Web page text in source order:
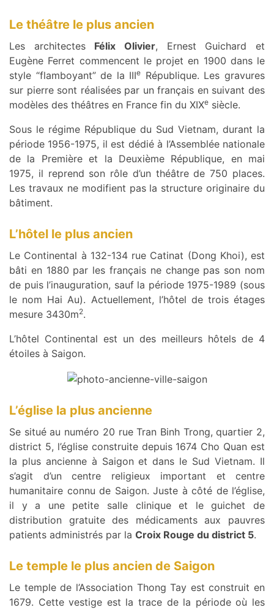
Le théâtre le plus ancien
Les architectes Félix Olivier, Ernest Guichard et
Eugène Ferret commencent le projet en 1900 dans le
style “flamboyant” de la IIIe République. Les gravures
sur pierre sont réalisées par un français en suivant des
modèles des théâtres en France fin du XIXe siècle.
Sous le régime République du Sud Vietnam, durant la
période 1956-1975, il est dédié à l’Assemblée nationale
de la Première et la Deuxième République, en mai
1975, il reprend son rôle d’un théâtre de 750 places.
Les travaux ne modifient pas la structure originaire du
bâtiment.
L’hôtel le plus ancien
Le Continental à 132-134 rue Catinat (Dong Khoi), est
bâti en 1880 par les français ne change pas son nom
de puis l’inauguration, sauf la période 1975-1989 (sous
le nom Hai Au). Actuellement, l’hôtel de trois étages
mesure 3430m2.
L’hôtel Continental est un des meilleurs hôtels de 4
étoiles à Saigon.
L’église la plus ancienne
Se situé au numéro 20 rue Tran Binh Trong, quartier 2,
district 5, l’église construite depuis 1674 Cho Quan est
la plus ancienne à Saigon et dans le Sud Vietnam. Il
s’agit d’un centre religieux important et centre
humanitaire connu de Saigon. Juste à côté de l’église,
il y a une petite salle clinique et le guichet de
distribution gratuite des médicaments aux pauvres
patients administrés par la Croix Rouge du district 5.
Le temple le plus ancien de Saigon
Le temple de l’Association Thong Tay est construit en
1679. Cette vestige est la trace de la période où les